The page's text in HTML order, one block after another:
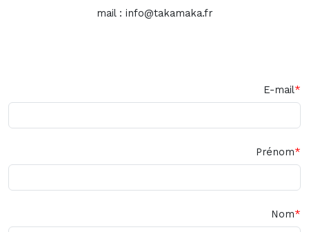
mail : info@takamaka.fr
E-mail
Prénom
Nom